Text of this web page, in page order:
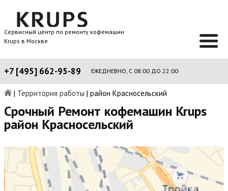
Сервисный центр по ремонту кофемашин
Krups в Москве
+7 [495] 662-95-89 ЕЖЕДНЕВНО, С 08:00 ДО 22:00
| Территория работы | район Красносельский
Срочный Ремонт кофемашин Krups
район Красносельский